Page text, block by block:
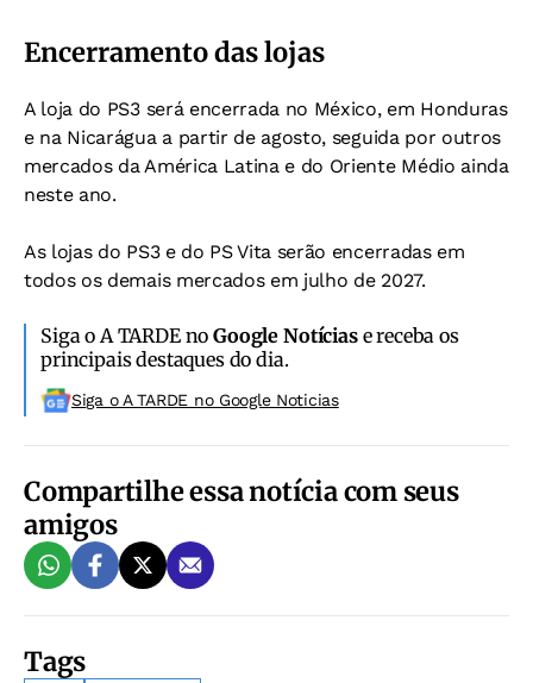
Encerramento das lojas
A loja do PS3 será encerrada no México, em Honduras
e na Nicarágua a partir de agosto, seguida por outros
mercados da América Latina e do Oriente Médio ainda
neste ano.
As lojas do PS3 e do PS Vita serão encerradas em
todos os demais mercados em julho de 2027.
Siga o A TARDE noGoogle Notíciase receba os
principais destaques do dia.
Siga o A TARDE no Google Noticias
Compartilhe essa notícia com seus
amigos
Tags